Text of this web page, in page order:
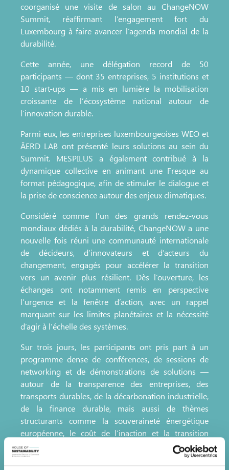
coorganisé une visite de salon au ChangeNOW
Summit, réaffirmant l’engagement fort du
Luxembourg à faire avancer l’agenda mondial de la
durabilité.
Cette année, une délégation record de 50
participants — dont 35 entreprises, 5 institutions et
10 start-ups — a mis en lumière la mobilisation
croissante de l’écosystème national autour de
l’innovation durable.
Parmi eux, les entreprises luxembourgeoises WEO et
ÄERD LAB ont présenté leurs solutions au sein du
Summit. MESPILUS a également contribué à la
dynamique collective en animant une Fresque au
format pédagogique, afin de stimuler le dialogue et
la prise de conscience autour des enjeux climatiques.
Considéré comme l’un des grands rendez-vous
mondiaux dédiés à la durabilité, ChangeNOW a une
nouvelle fois réuni une communauté internationale
de décideurs, d’innovateurs et d’acteurs du
changement, engagés pour accélérer la transition
vers un avenir plus résilient. Dès l’ouverture, les
échanges ont notamment remis en perspective
l’urgence et la fenêtre d’action, avec un rappel
marquant sur les limites planétaires et la nécessité
d’agir à l’échelle des systèmes.
Sur trois jours, les participants ont pris part à un
programme dense de conférences, de sessions de
networking et de démonstrations de solutions —
autour de la transparence des entreprises, des
transports durables, de la décarbonation industrielle,
de la finance durable, mais aussi de thèmes
structurants comme la souveraineté énergétique
européenne, le coût de l’inaction et la transition
comme moteur de prospérité.
La visite des stands a également permis d’identifier